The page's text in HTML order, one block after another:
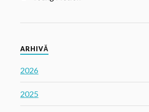
ARHIVĂ
2026
2025